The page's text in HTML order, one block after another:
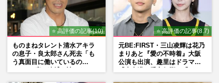
⭐ 高評価の記事(10)
ものまねタレント清水アキラ
の息子・良太郎さん死去「も
う真面目に働いているの
⭐ 高評価の記事(8.7)
元BE:FIRST・三山凌輝は花乃
まりあと『愛の不時着』大阪
公演も出演、趣里はドラマ